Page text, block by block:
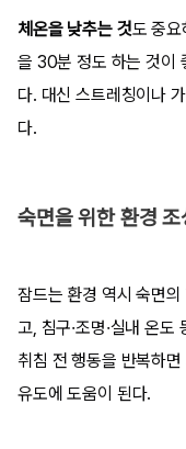
체온을 낮추는 것도 중
을 30분 정도 하는 것이
다. 대신 스트레칭이나
다.
숙면을 위한 환경 조
잠드는 환경 역시 숙면
고, 침구·조명·실내 온
취침 전 행동을 반복하면
유도에 도움이 된다.